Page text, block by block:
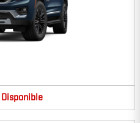
Disponible